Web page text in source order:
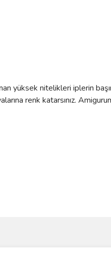
yüksek nitelikleri iplerin
renk katarsınız.